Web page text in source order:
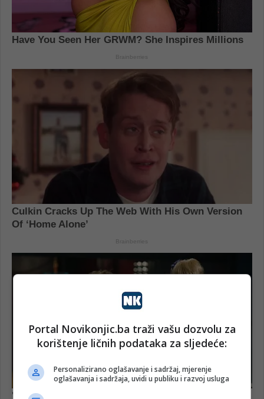
Portal Novikonjic.ba traži vašu dozvolu za
korištenje ličnih podataka za sljedeće:
Personalizirano oglašavanje i sadržaj, mjerenje
oglašavanja i sadržaja, uvidi u publiku i razvoj usluga